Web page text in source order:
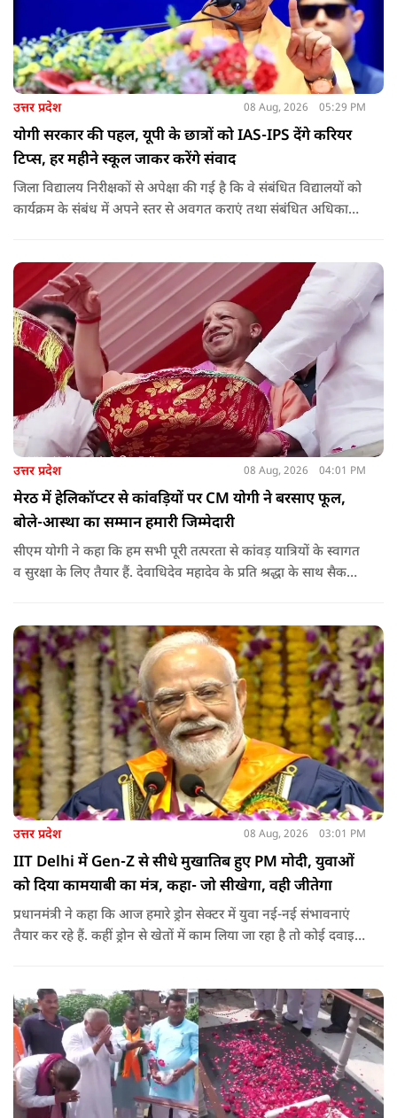
उत्तर प्रदेश 08 Aug, 2026 05:29 PM
योगी सरकार की पहल, यूपी के छात्रों को IAS-IPS देंगे करियर
टिप्स, हर महीने स्कूल जाकर करेंगे संवाद
जिला विद्यालय निरीक्षकों से अपेक्षा की गई है कि वे संबंधित विद्यालयों को
कार्यक्रम के संबंध में अपने स्तर से अवगत कराएं तथा संबंधित अधिकारी
मुख्य सचिव, माध्यमिक शिक्षा, पार्थ सारथी सेन शर्मा ने बताया कि मुख्य
सचिव, उत्तर प्रदेश शासन, की ओर से सभी जिलाधिकारियों को जारी
निर्देश में कहा गया है कि प्रत्येक जिले में तैनात आईएएस, आईपीएस, और
आईएफएस के युवा अधिकारी हर माह कम से कम एक इंटरमीडिएट स्तर
के विद्यालय का भ्रमण कर विद्यार्थियों के साथ संवाद स्थापित करें.
उत्तर प्रदेश 08 Aug, 2026 04:01 PM
मेरठ में हेलिकॉप्टर से कांवड़ियों पर CM योगी ने बरसाए फूल,
बोले-आस्था का सम्मान हमारी जिम्मेदारी
सीएम योगी ने कहा कि हम सभी पूरी तत्परता से कांवड़ यात्रियों के स्वागत
व सुरक्षा के लिए तैयार हैं. देवाधिदेव महादेव के प्रति श्रद्धा के साथ सैकड़ों
पात, क्षेत्र व प्रांत की सीमाओं से ऊपर उठकर उनकी हर श्वांस शिव के नाम
है.
उत्तर प्रदेश 08 Aug, 2026 03:01 PM
IIT Delhi में Gen-Z से सीधे मुखातिब हुए PM मोदी, युवाओं
को दिया कामयाबी का मंत्र, कहा- जो सीखेगा, वही जीतेगा
प्रधानमंत्री ने कहा कि आज हमारे ड्रोन सेक्टर में युवा नई-नई संभावनाएं
तैयार कर रहे हैं. कहीं ड्रोन से खेतों में काम लिया जा रहा है तो कोई दवाइयां